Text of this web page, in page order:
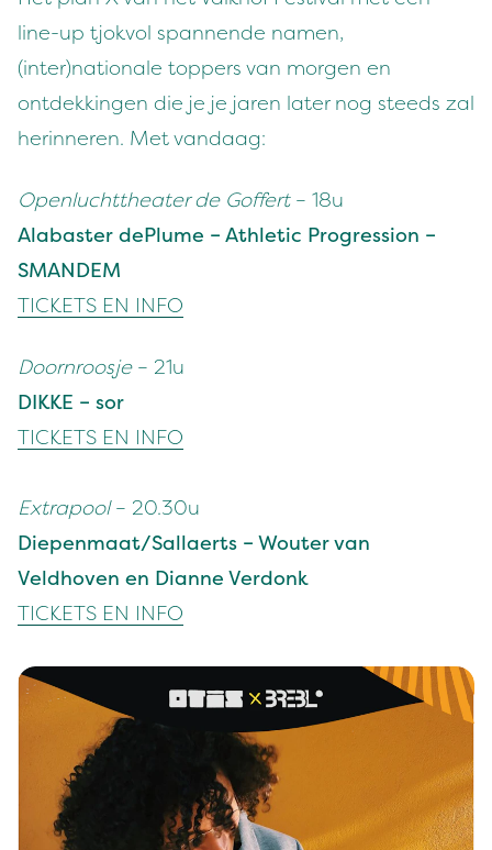
line-up tjokvol spannende namen,
(inter)nationale toppers van morgen en
ontdekkingen die je je jaren later nog steeds zal
herinneren. Met vandaag:
Openluchttheater de Goffert– 18u
Alabaster dePlume – Athletic Progression –
SMANDEM
TICKETS EN INFO
Doornroosje– 21u
DIKKE – sor
TICKETS EN INFO
Extrapool– 20.30u
Diepenmaat/Sallaerts – Wouter van
Veldhoven en Dianne Verdonk
TICKETS EN INFO